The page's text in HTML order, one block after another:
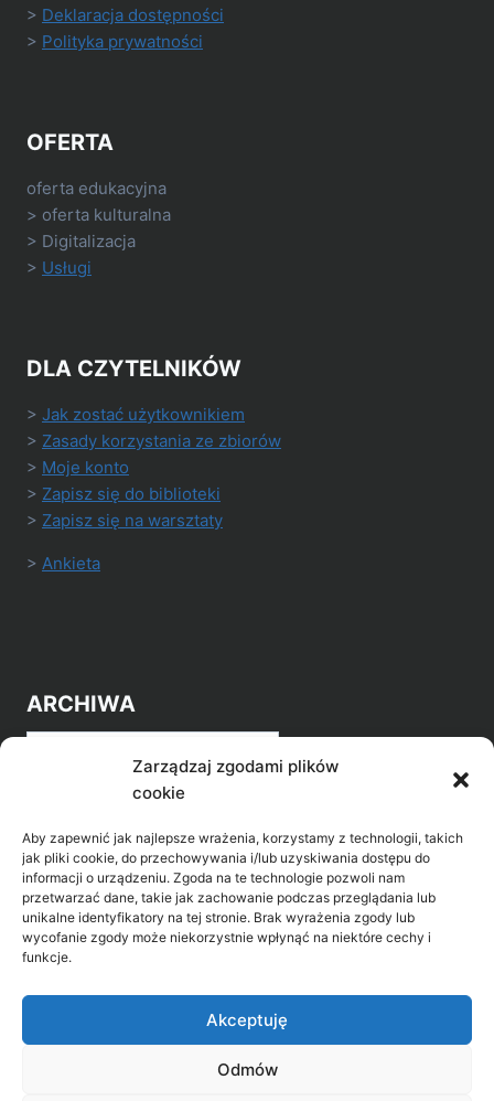
Zarządzaj zgodami plików
cookie
Aby zapewnić jak najlepsze wrażenia, korzystamy z technologii, takich
jak pliki cookie, do przechowywania i/lub uzyskiwania dostępu do
informacji o urządzeniu. Zgoda na te technologie pozwoli nam
przetwarzać dane, takie jak zachowanie podczas przeglądania lub
unikalne identyfikatory na tej stronie. Brak wyrażenia zgody lub
wycofanie zgody może niekorzystnie wpłynąć na niektóre cechy i
funkcje.
Akceptuję
Odmów
> Deklaracja dostępności
> Polityka prywatności
OFERTA
oferta edukacyjna
> oferta kulturalna
> Digitalizacja
> Usługi
DLA CZYTELNIKÓW
> Jak zostać użytkownikiem
> Zasady korzystania ze zbiorów
> Moje konto
> Zapisz się do biblioteki
> Zapisz się na warsztaty
> Ankieta
ARCHIWA
Archiwa
POZNAJ LEPIEJ NASZ REGION
>Gołdap Mazurski Zdrój